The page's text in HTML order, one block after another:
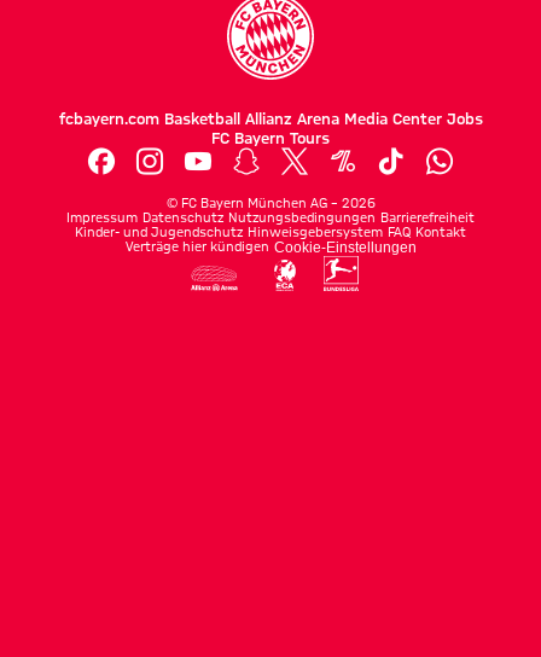
fcbayern.com Basketball Allianz Arena Media Center Jobs
FC Bayern Tours
© FC Bayern München AG – 2026
Impressum Datenschutz Nutzungsbedingungen Barrierefreiheit
Kinder- und Jugendschutz Hinweisgebersystem FAQ Kontakt
Verträge hier kündigen Cookie-Einstellungen